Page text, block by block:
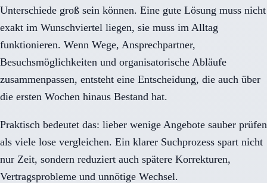
Unterschiede groß sein können. Eine gute Lösung muss nicht
exakt im Wunschviertel liegen, sie muss im Alltag
funktionieren. Wenn Wege, Ansprechpartner,
Besuchsmöglichkeiten und organisatorische Abläufe
zusammenpassen, entsteht eine Entscheidung, die auch über
die ersten Wochen hinaus Bestand hat.
Praktisch bedeutet das: lieber wenige Angebote sauber prüfen
als viele lose vergleichen. Ein klarer Suchprozess spart nicht
nur Zeit, sondern reduziert auch spätere Korrekturen,
Vertragsprobleme und unnötige Wechsel.